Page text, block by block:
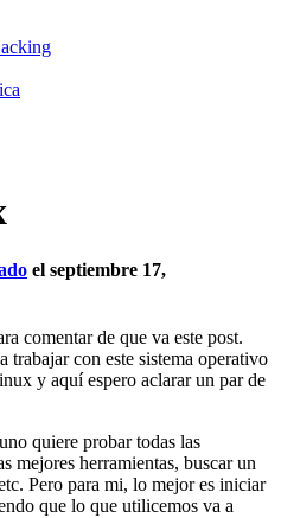
el septiembre 17,
comentar de que va este post.
trabajar con este sistema operativo
y aquí espero aclarar un par de
quiere probar todas las
mejores herramientas, buscar un
Pero para mi, lo mejor es iniciar
que lo que utilicemos va a